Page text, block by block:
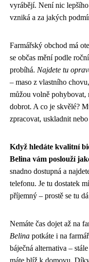
vyrábějí. Není nic
vzniká a za jakých
Farmářský obchod má
se občas mění podle
probíhá. Najdete tu
– maso z vlastního
můžou volně pohybovat,
dobrot. A co je skvělé?
zpracovat, uskladnit
Když hledáte kvalitní
Belina vám poslouží
snadno dostupná a
telefonu. Je tu dostatek
příjemný – prostě se tu
Nemáte čas dojet až na
Belina potkáte i na
báječná alternativa –
máte blíž k domovu.